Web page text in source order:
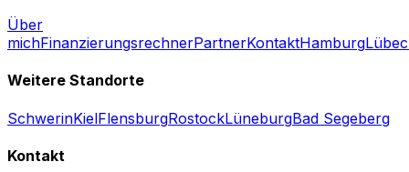
Über
michFinanzierungsrechnerPartnerKontaktHamburg
Weitere Standorte
SchwerinKielFlensburgRostockLüneburgBad Segeberg
Kontakt